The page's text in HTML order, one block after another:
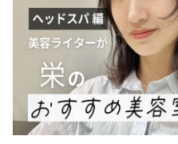
美容室を推薦する
掲載・取材依頼